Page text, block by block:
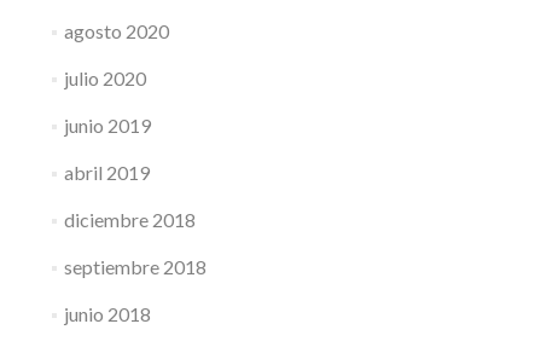
agosto 2020
julio 2020
junio 2019
abril 2019
diciembre 2018
septiembre 2018
junio 2018